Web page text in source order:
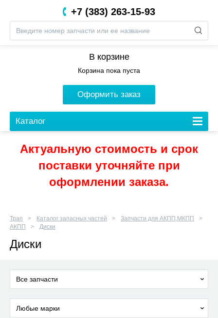
8 (800) 201-05-06
+7 (383) 263-15-93
В корзине
Корзина пока пуста
Оформить заказ
Каталог
Актуальную стоимость и срок
поставки уточняйте при
оформлении заказа.
Трап Каталог запасных частей
Запчасти для АКПП,МКПП
АКПП
Диски
Диски